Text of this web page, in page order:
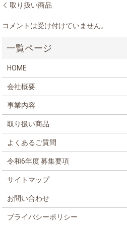
取り扱い商品
コメントは受け付けていません。
HOME
会社概要
事業内容
取り扱い商品
よくあるご質問
令和6年度 募集要項
サイトマップ
お問い合わせ
プライバシーポリシー